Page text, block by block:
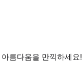
름다움을 만끽하세요!